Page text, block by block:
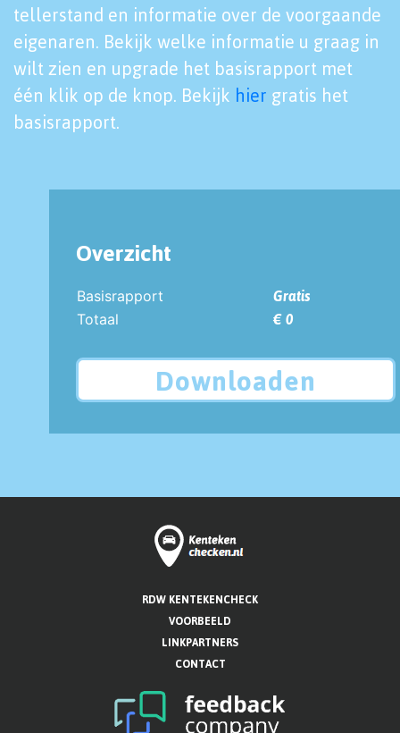
tellerstand en informatie over de voorgaande
eigenaren. Bekijk welke informatie u graag in
wilt zien en upgrade het basisrapport met
één klik op de knop. Bekijk hier gratis het
basisrapport.
Overzicht
Basisrapport
Gratis
Totaal
€ 0
Downloaden
RDW KENTEKENCHECK
VOORBEELD
LINKPARTNERS
CONTACT